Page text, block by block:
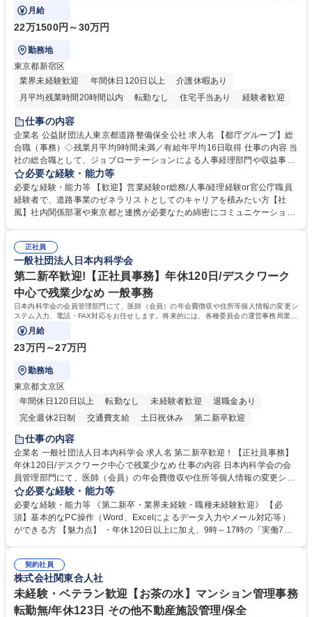
ております！ ※下記業務詳細
月給
22万1500円～30万円
勤務地
東京都新宿区
業界未経験歓迎
年間休日120日以上
介護休暇あり
月平均残業時間20時間以内
転勤なし 住宅手当あり
経験者歓迎
研修あり
退職金あり
駅近5分以内
資格取得手当あり 食事補助あり
仕事の内容
企業名 公益財団法人東京都道路整備保全公社 求人名 【都庁グループ】総
合職（事務）◇残業月平均9時間未満／有給年平均16日取得 仕事の内容 当
社の総合職として、ジョブローテーションによる人事経理部門や収益事業
等のフロント部門の部署等幅広い部署での業務をお任せいたします。研修
制度やキャリア支援が充実しております！ ※下記業務詳細 【業務詳細】■
管理部門：広報、人事、経理など当公社の運営に係る管理業務 ■収益部
門：駐車場の新規開拓、管理運営、新宿駅西口広場の「イベントコーナ
道路施設や道路工事現場の見学ツアー事業 ※入社後は上記いずれかの部門
へ配属。※業務内容変更の範囲：会社の定める業務 募集職種 【都庁グル
ープ】総合職（事務）◇残業月平均9時間未満／有給年平均16日取得
必要な経験・能力等
必要な経験・能力等 【歓迎】営業経験or総務/人事/経理経験or官公庁職員
経験者で、道路事業のゼネラリストとしてのキャリアを積みたい方【社
風】社内関係部署や東京都と連携が必要なため綿密にコミュニケーション
部門など多岐に渡る業務を経験できます。 ■様々なプロジェクト：駐車場
事業の他、新宿駅西口広場内に設置された照明を兼ねた広告「ブライトサ
イン」の管理運営を行うなど、事業収益を生み出す活動を積極的に行って
います。 学歴・資格 学歴：大学院 大学 高専 短大 専修学校 高校 語学力：
資格：
正社員
一般社団法人日本内科学会
第二新卒歓迎!【正社員事務】年休120日/デスクワーク
中心で残業少なめ 一般事務
日本内科学会の会員管理部門にて、医師（会員）の年会費徴収や住所等個人情報の変更シ
ステム入力、電話・FAX対応をお任せします。将来的には、各種委員会の運営事務局業務
などにも幅広く携わっていただきます。
月給
23万円～27万円
勤務地
東京都文京区
年間休日120日以上
転勤なし 未経験者歓迎
退職金あり
完全週休2日制
交通費支給 土日祝休み 第二新卒歓迎
仕事の内容
企業名 一般社団法人日本内科学会 求人名 第二新卒歓迎！【正社員事務】
年休120日/デスクワーク中心で残業少なめ 仕事の内容 日本内科学会の会
員管理部門にて、医師（会員）の年会費徴収や住所等個人情報の変更シス
テム入力、電話・FAX対応をお任せします。将来的には、各種委員会の運
営事務局業務などにも幅広く携わっていただきます。 【会員管理・データ
入力業務】 ・医師（会員）の住所変更、個人情報のシステム登録・更新
・年会費の徴収管理や入金データの照合確認 【問い合わせ対応】 ・会員
年休120日/デスクワーク中心で残業少なめ
必要な経験・能力等
必要な経験・能力等 《第二新卒・業界未経験・職種未経験歓迎》 【必
須】基本的なPC操作（Word、Excelによるデータ入力やメール対応等）
ができる方 【魅力点】 ・年休120日以上に加え、9時～17時の「実働7時
整、資料作成、当日の運営サポート 学歴・資格 学歴：大学院 大学 語学
力： 資格：
契約社員
株式会社関東合人社
未経験・ベテラン歓迎【お茶の水】マンション管理事務
転勤無/年休123日 その他不動産施設管理/保全